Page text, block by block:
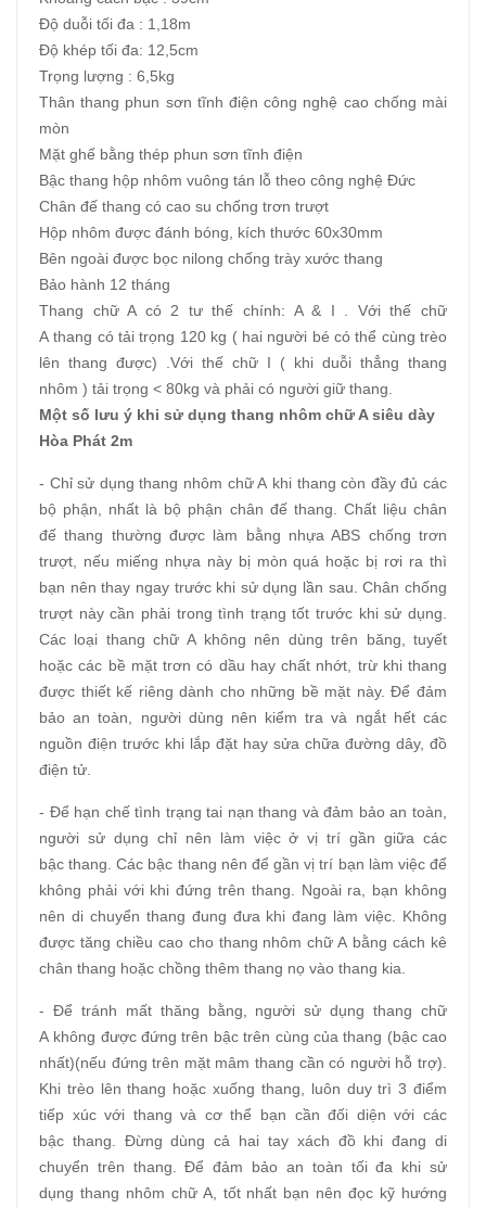
Độ duỗi tối đa : 1,18m
Độ khép tối đa: 12,5cm
Trọng lượng : 6,5kg
Thân thang phun sơn tĩnh điện công nghệ cao chống mài
mòn
Mặt ghế bằng thép phun sơn tĩnh điện
Bậc thang hộp nhôm vuông tán lỗ theo công nghệ Đức
Chân đế thang có cao su chống trơn trượt
Hộp nhôm được đánh bóng, kích thước 60x30mm
Bên ngoài được bọc nilong chống trày xước thang
Bảo hành 12 tháng
Thang chữ A có 2 tư thế chính: A & I . Với thế chữ
A thang có tải trọng 120 kg ( hai người bé có thể cùng trèo
lên thang được) .Với thế chữ I ( khi duỗi thẳng thang
nhôm ) tải trọng < 80kg và phải có người giữ thang.
Một số lưu ý khi sử dụng thang nhôm chữ A siêu dày
Hòa Phát 2m
- Chỉ sử dụng thang nhôm chữ A khi thang còn đầy đủ các
bộ phận, nhất là bộ phận chân đế thang. Chất liệu chân
đế thang thường được làm bằng nhựa ABS chống trơn
trượt, nếu miếng nhựa này bị mòn quá hoặc bị rơi ra thì
bạn nên thay ngay trước khi sử dụng lần sau. Chân chống
trượt này cần phải trong tình trạng tốt trước khi sử dụng.
Các loại thang chữ A không nên dùng trên băng, tuyết
hoặc các bề mặt trơn có dầu hay chất nhớt, trừ khi thang
được thiết kế riêng dành cho những bề mặt này. Để đảm
bảo an toàn, người dùng nên kiểm tra và ngắt hết các
nguồn điện trước khi lắp đặt hay sửa chữa đường dây, đồ
điện tử.
- Để hạn chế tình trạng tai nạn thang và đảm bảo an toàn,
người sử dụng chỉ nên làm việc ở vị trí gần giữa các
bậc thang. Các bậc thang nên để gần vị trí bạn làm việc để
không phải với khi đứng trên thang. Ngoài ra, bạn không
nên di chuyển thang đung đưa khi đang làm việc. Không
được tăng chiều cao cho thang nhôm chữ A bằng cách kê
chân thang hoặc chồng thêm thang nọ vào thang kia.
- Để tránh mất thăng bằng, người sử dụng thang chữ
A không được đứng trên bậc trên cùng của thang (bậc cao
nhất)(nếu đứng trên mặt mâm thang cần có người hỗ trợ).
Khi trèo lên thang hoặc xuống thang, luôn duy trì 3 điểm
tiếp xúc với thang và cơ thể bạn cần đối diện với các
bậc thang. Đừng dùng cả hai tay xách đồ khi đang di
chuyển trên thang. Để đảm bảo an toàn tối đa khi sử
dụng thang nhôm chữ A, tốt nhất bạn nên đọc kỹ hướng